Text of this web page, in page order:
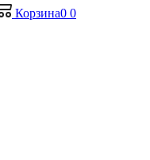
Корзина0 0